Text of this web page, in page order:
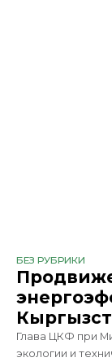
БЕЗ РУБРИКИ
Глава ЦКФ при
экологии и